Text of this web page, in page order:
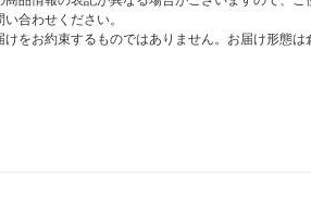
合わせください。
をお約束するものではありません。お届け形態